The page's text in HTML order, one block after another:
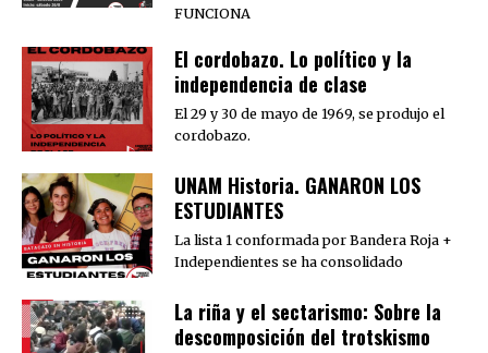
FUNCIONA
El cordobazo. Lo político y la
independencia de clase
El 29 y 30 de mayo de 1969, se produjo el
cordobazo.
UNAM Historia. GANARON LOS
ESTUDIANTES
La lista 1 conformada por Bandera Roja +
Independientes se ha consolidado
La riña y el sectarismo: Sobre la
descomposición del trotskismo